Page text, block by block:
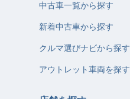
中古車一覧から探す
新着中古車から探す
クルマ選びナビから探す
アウトレット車両を探す